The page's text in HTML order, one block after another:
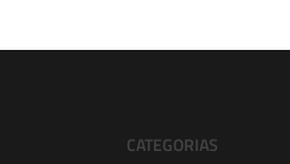
CATEGORIAS